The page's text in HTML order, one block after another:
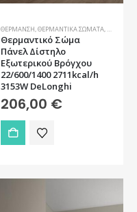
ΘΈΡΜΑΝΣΗ,ΘΕΡΜΑΝΤΙΚΆ ΣΏΜΑΤΑ, ΣΏΜΑΤΑ
Θερμαντικό Σώμα
Πάνελ Δίστηλο
Εξωτερικού Βρόγχου
22/600/1400 2711kcal/h
3153W DeLonghi
206,00 €